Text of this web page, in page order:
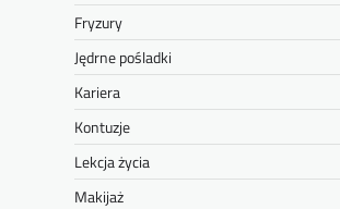
Fryzury
Jędrne pośladki
Kariera
Kontuzje
Lekcja życia
Makijaż